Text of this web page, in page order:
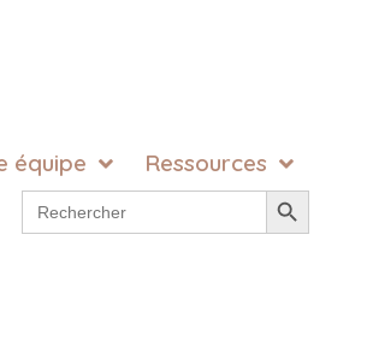
équipe Ressources
Search
for:
Search Button